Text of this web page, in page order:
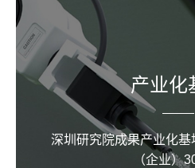
产业化
深圳研究院成果产业化
（企业）